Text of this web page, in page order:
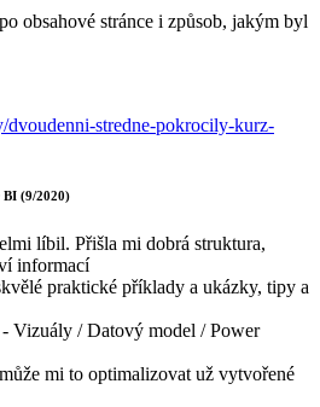
obsahové stránce i způsob, jakým byl
dvoudenni-stredne-pokrocily-kurz-
BI (9/2020)
líbil. Přišla mi dobrá struktura,
informací
praktické příklady a ukázky, tipy a
- Vizuály / Datový model / Power
mi to optimalizovat už vytvořené